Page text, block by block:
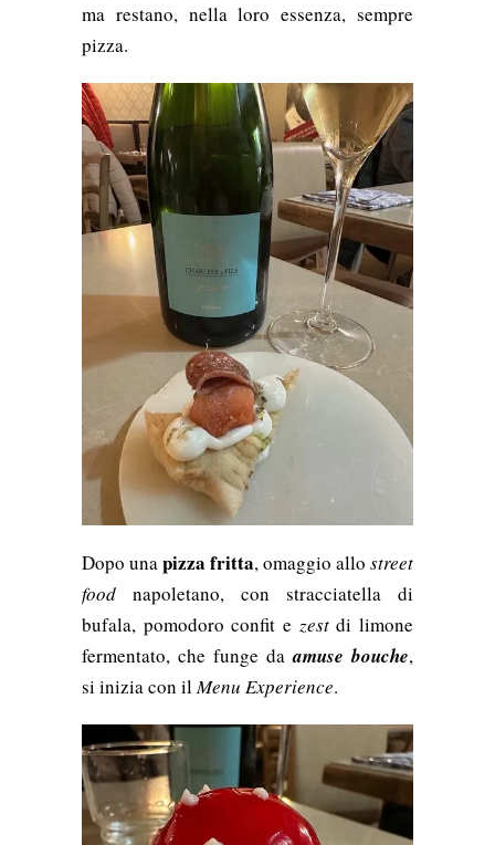
ma restano, nella loro essenza, sempre
pizza.
Dopo unapizza fritta, omaggio allo street
food napoletano, con stracciatella di
bufala, pomodoro confit e zestdi limone
fermentato, che funge daamuse bouche,
si inizia con ilMenu Experience.